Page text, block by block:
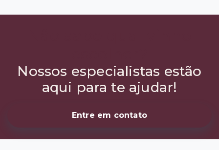
Nossos especialistas estão
aqui para te ajudar!
Entre em contato